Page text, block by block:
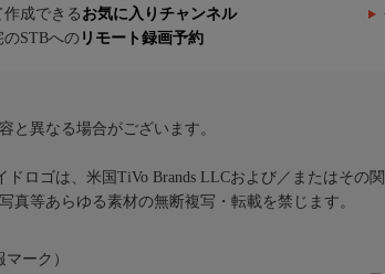
成できる お気に入りチャンネル
STBへの リモート録画予約
と異なる場合がございます。
ロゴは、米国TiVo Brands LLCおよび／またはその
真等あらゆる素材の無断複写・転載を禁じます。
ーク）